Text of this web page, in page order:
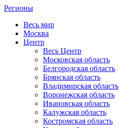
Регионы
Весь мир
Москва
Центр
Весь Центр
Московская область
Белгородская область
Брянская область
Владимирская область
Воронежская область
Ивановская область
Калужская область
Костромская область